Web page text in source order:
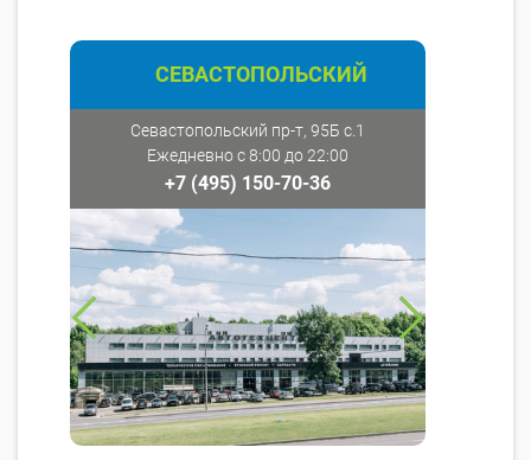
СЕВАСТОПОЛЬСКИЙ
Севастопольский пр-т, 95Б с.1
Ежедневно с 8:00 до 22:00
+7 (495) 150-70-36